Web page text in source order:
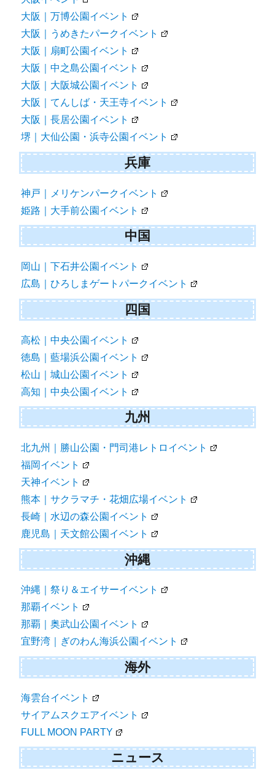
大阪｜万博公園イベント
大阪｜うめきたパークイベント
大阪｜扇町公園イベント
大阪｜中之島公園イベント
大阪｜大阪城公園イベント
大阪｜てんしば・天王寺イベント
大阪｜長居公園イベント
堺｜大仙公園・浜寺公園イベント
兵庫
神戸｜メリケンパークイベント
姫路｜大手前公園イベント
中国
岡山｜下石井公園イベント
広島｜ひろしまゲートパークイベント
四国
高松｜中央公園イベント
徳島｜藍場浜公園イベント
松山｜城山公園イベント
高知｜中央公園イベント
九州
北九州｜勝山公園・門司港レトロイベント
福岡イベント
天神イベント
熊本｜サクラマチ・花畑広場イベント
長崎｜水辺の森公園イベント
鹿児島｜天文館公園イベント
沖縄
沖縄｜祭り＆エイサーイベント
那覇イベント
那覇｜奥武山公園イベント
宜野湾｜ぎのわん海浜公園イベント
海外
海雲台イベント
サイアムスクエアイベント
FULL MOON PARTY
ニュース